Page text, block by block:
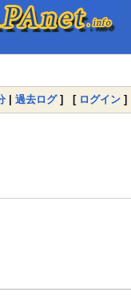
| 過去ログ] [ ログイン ]